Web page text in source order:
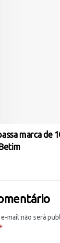
marca de
mail não será